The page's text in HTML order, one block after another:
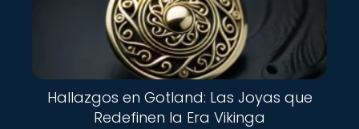
Hallazgos en Gotland: Las Joyas que
Redefinen la Era Vikinga